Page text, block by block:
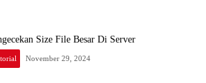
Size File Besar Di Server
November 29, 2024